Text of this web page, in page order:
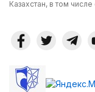
Казахстан, в том